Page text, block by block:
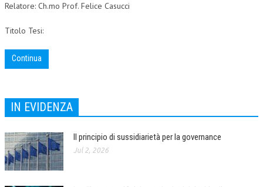
COLLABORA CON NOI
ECONOMIA
INTERNAZIONALIZZAZIONE
HUMAN RESOURCES
RISORSE UMANE
MARKETING
TREASURY IN FINANCIAL SERVICES
Relatore: Ch.mo Prof. Felice Casucci
Titolo Tesi:
Continua
IN EVIDENZA
Il principio di sussidiarietà per la governance
Jul 2, 2026